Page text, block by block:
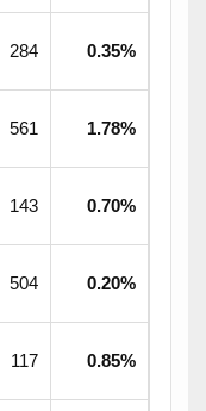
284 0.35%
561 1.78%
143 0.70%
504 0.20%
117 0.85%